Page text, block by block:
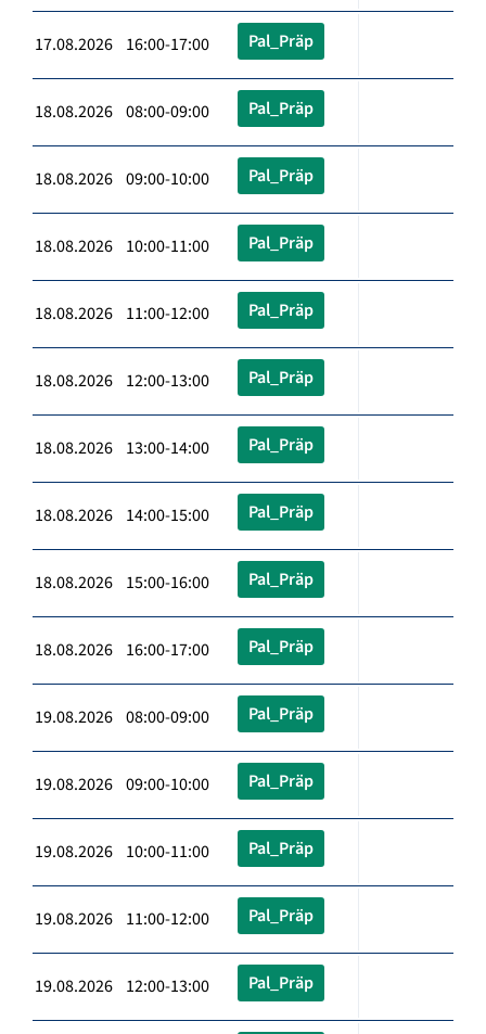
17.08.2026 16:00-17:00 Pal_Präp
18.08.2026 08:00-09:00 Pal_Präp
18.08.2026 09:00-10:00 Pal_Präp
18.08.2026 10:00-11:00 Pal_Präp
18.08.2026 11:00-12:00 Pal_Präp
18.08.2026 12:00-13:00 Pal_Präp
18.08.2026 13:00-14:00 Pal_Präp
18.08.2026 14:00-15:00 Pal_Präp
18.08.2026 15:00-16:00 Pal_Präp
18.08.2026 16:00-17:00 Pal_Präp
19.08.2026 08:00-09:00 Pal_Präp
19.08.2026 09:00-10:00 Pal_Präp
19.08.2026 10:00-11:00 Pal_Präp
19.08.2026 11:00-12:00 Pal_Präp
19.08.2026 12:00-13:00 Pal_Präp